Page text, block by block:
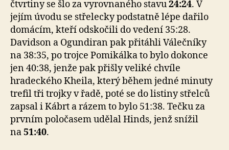
čtvrtiny se šlo za vyrovnaného stavu24:24. V
jejím úvodu se střelecky podstatně lépe dařilo
domácím, kteří odskočili do vedení 35:28.
Davidson a Ogundiran pak přitáhli Válečníky
na 38:35, po trojce Pomikálka to bylo dokonce
jen 40:38, jenže pak přišly veliké chvíle
hradeckého Kheila, který během jedné minuty
trefil tři trojky v řadě, poté se do listiny střelců
zapsal i Kábrt a rázem to bylo 51:38. Tečku za
prvním poločasem udělal Hinds, jenž snížil
na51:40.